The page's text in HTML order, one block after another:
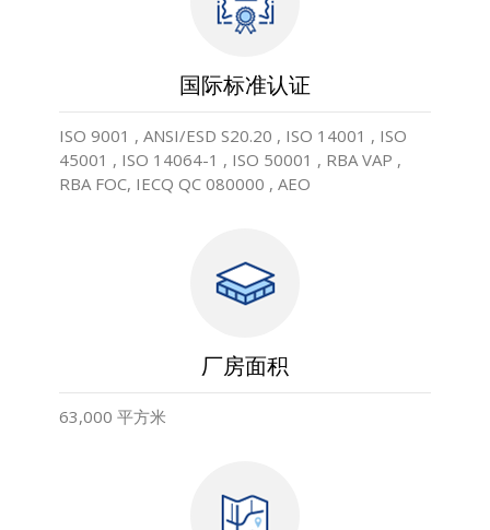
国际标准认证
ISO 9001 , ANSI/ESD S20.20 , ISO 14001 , ISO
45001 , ISO 14064-1 , ISO 50001 , RBA VAP ,
RBA FOC, IECQ QC 080000 , AEO
厂房面积
63,000 平方米